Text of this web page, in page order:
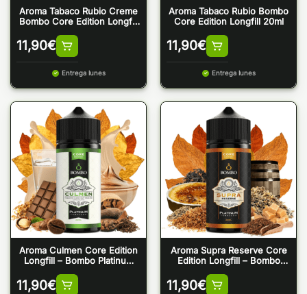
Aroma Tabaco Rubio Creme
Bombo Core Edition Longfill
11,90€
Entrega lunes
Aroma Tabaco Rubio Bombo
Core Edition Longfill 20ml
11,90€
Entrega lunes
Aroma Culmen Core Edition
Longfill – Bombo Platinum
11,90€
Aroma Supra Reserve Core
Edition Longfill – Bombo
11,90€